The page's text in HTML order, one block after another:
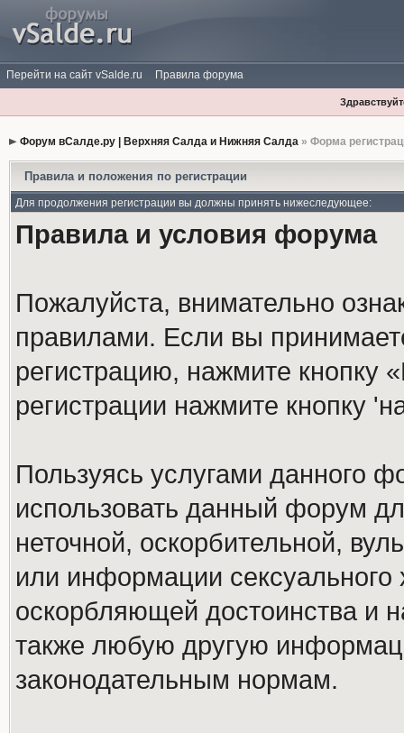
Перейти на сайт vSalde.ru Правила форума
Форум вСалде.ру | Верхняя Салда и Нижняя Салда» Форма
Правила и положения по регистрации
Для продолжения регистрации вы должны принять нижеследующее:
Правила и условия форума
Пожалуйста, внимательно
правилами. Если вы
регистрацию, нажмите кнопку
регистрации нажмите кнопку
Пользуясь услугами данного
использовать данный форум
неточной, оскорбительной,
или информации
оскорбляющей достоинства и
также любую другую
законодательным нормам.